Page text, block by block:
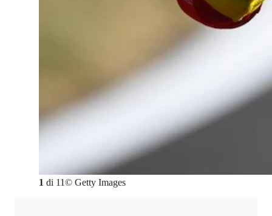
1 di 11© Getty Images